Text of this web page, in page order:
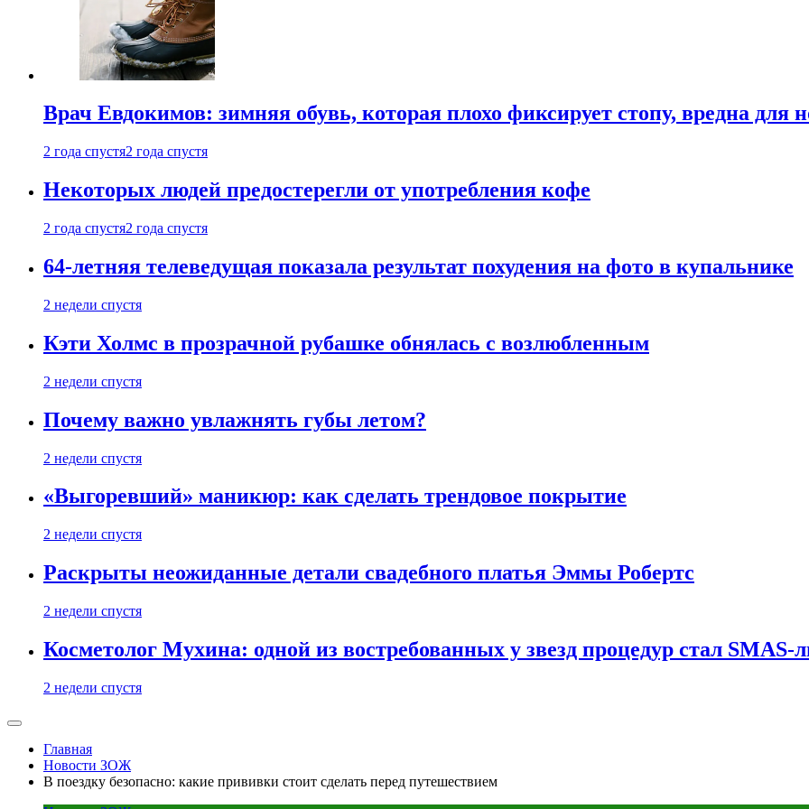
Врач Евдокимов: зимняя обувь, которая плохо фиксирует стопу, вредна для
2 года спустя2 года спустя
Некоторых людей предостерегли от употребления кофе
2 года спустя2 года спустя
64-летняя телеведущая показала результат похудения на фото в купальнике
2 недели спустя
Кэти Холмс в прозрачной рубашке обнялась с возлюбленным
2 недели спустя
Почему важно увлажнять губы летом?
2 недели спустя
«Выгоревший» маникюр: как сделать трендовое покрытие
2 недели спустя
Раскрыты неожиданные детали свадебного платья Эммы Робертс
2 недели спустя
Косметолог Мухина: одной из востребованных у звезд процедур стал SMAS-
2 недели спустя
Главная
Новости ЗОЖ
В поездку безопасно: какие прививки стоит сделать перед путешествием